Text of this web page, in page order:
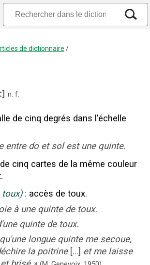
de dictionnaire /
] n. f.
de cinq degrés dans l'échelle
entre do et sol est une quinte.
cinq cartes de la même couleur
toux) : accès de toux.
à une quinte de toux.
quinte de toux.
longue quinte me secoue,
la poitrine [...] et me laisse